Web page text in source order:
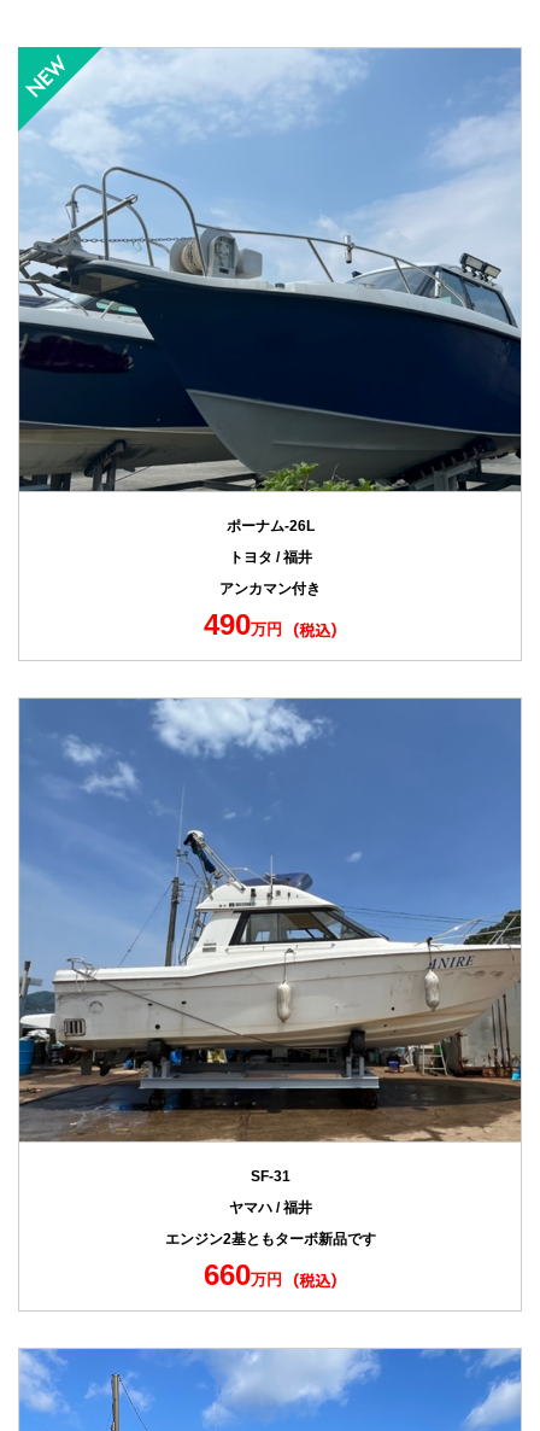
ポーナム-26L
トヨタ / 福井
アンカマン付き
490万円
SF-31
ヤマハ / 福井
エンジン2基ともターボ新品です
660万円